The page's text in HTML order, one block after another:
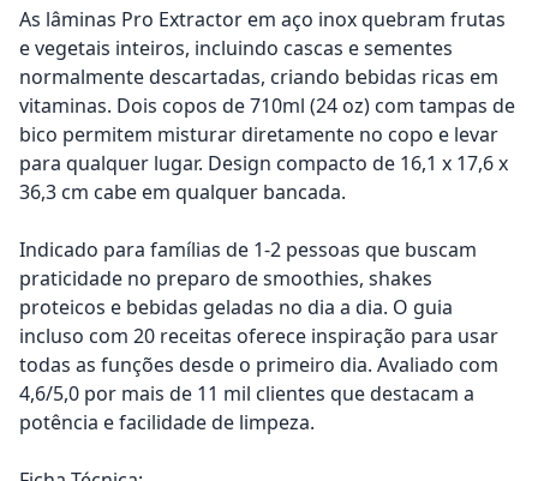
As lâminas Pro Extractor em aço inox quebram frutas
e vegetais inteiros, incluindo cascas e sementes
normalmente descartadas, criando bebidas ricas em
vitaminas. Dois copos de 710ml (24 oz) com tampas de
bico permitem misturar diretamente no copo e levar
para qualquer lugar. Design compacto de 16,1 x 17,6 x
36,3 cm cabe em qualquer bancada.
Indicado para famílias de 1-2 pessoas que buscam
praticidade no preparo de smoothies, shakes
proteicos e bebidas geladas no dia a dia. O guia
incluso com 20 receitas oferece inspiração para usar
todas as funções desde o primeiro dia. Avaliado com
4,6/5,0 por mais de 11 mil clientes que destacam a
potência e facilidade de limpeza.